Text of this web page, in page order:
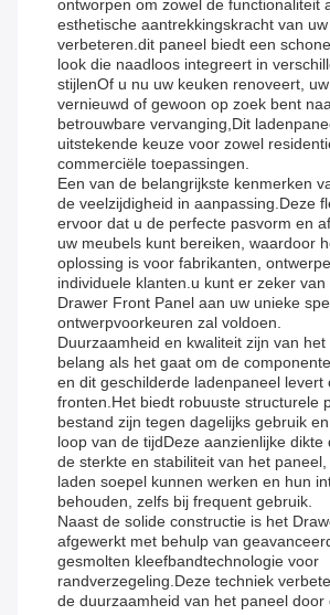
ontworpen om zowel de functionaliteit
esthetische aantrekkingskracht van
verbeteren.dit paneel biedt een
look die naadloos integreert in
stijlenOf u nu uw keuken renoveert,
vernieuwd of gewoon op zoek bent
betrouwbare vervanging,Dit
uitstekende keuze voor zowel
commerciële toepassingen.
Een van de belangrijkste kenmerken
de veelzijdigheid in aanpassing.Deze
ervoor dat u de perfecte pasvorm en
uw meubels kunt bereiken, waardoor
oplossing is voor fabrikanten,
individuele klanten.u kunt er zeker van
Drawer Front Panel aan uw unieke
ontwerpvoorkeuren zal voldoen.
Duurzaamheid en kwaliteit zijn van
belang als het gaat om de
en dit geschilderde ladenpaneel levert
fronten.Het biedt robuuste structurele
bestand zijn tegen dagelijks gebruik
loop van de tijdDeze aanzienlijke dikte
de sterkte en stabiliteit van het
laden soepel kunnen werken en hun
behouden, zelfs bij frequent gebruik.
Naast de solide constructie is het
afgewerkt met behulp van
gesmolten kleefbandtechnologie voor
randverzegeling.Deze techniek
de duurzaamheid van het paneel door